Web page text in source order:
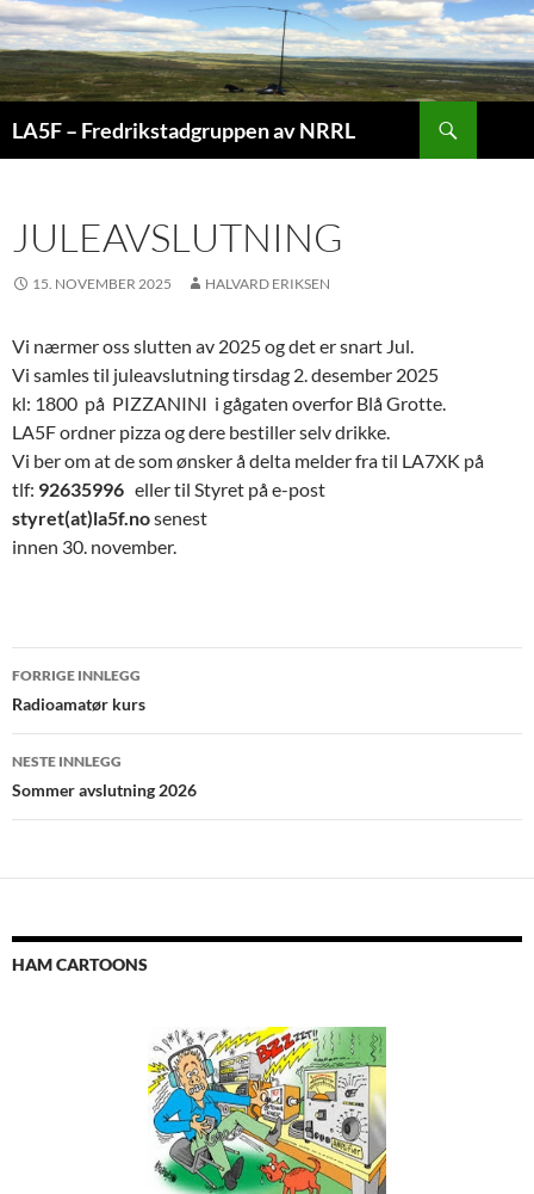
Hopp
til
innhold
LA5F – Fredrikstadgruppen av NRRL
JULEAVSLUTNING
15. NOVEMBER 2025 HALVARD ERIKSEN
Vi nærmer oss slutten av 2025 og det er snart Jul.
Vi samles til juleavslutning tirsdag 2. desember 2025
kl: 1800 på PIZZANINI i gågaten overfor Blå Grotte.
LA5F ordner pizza og dere bestiller selv drikke.
Vi ber om at de som ønsker å delta melder fra til LA7XK på
tlf: 92635996 eller til Styret på e-post
styret(at)la5f.nosenest
innen 30. november.
Innleggsnavigasjon
FORRIGE INNLEGG
Radioamatør kurs
NESTE INNLEGG
Sommer avslutning 2026
HAM CARTOONS